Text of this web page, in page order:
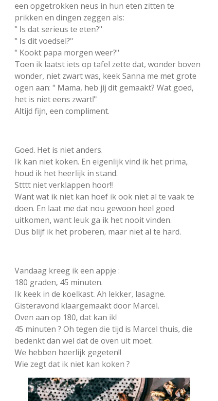
een opgetrokken neus in hun eten zitten te
prikken en dingen zeggen als:
" Is dat serieus te eten?"
" Is dit voedsel?"
" Kookt papa morgen weer?"
Toen ik laatst iets op tafel zette dat, wonder boven
wonder, niet zwart was, keek Sanna me met grote
ogen aan: " Mama, heb jíj dit gemaakt? Wat goed,
het is niet eens zwart!"
Altijd fijn, een compliment.
Goed. Het is niet anders.
Ik kan niet koken. En eigenlijk vind ik het prima,
houd ik het heerlijk in stand.
Stttt niet verklappen hoor!!
Want wat ik niet kan hoef ik ook niet al te vaak te
doen. En laat me dat nou gewoon heel goed
uitkomen, want leuk ga ik het nooit vinden.
Dus blijf ik het proberen, maar niet al te hard.
Vandaag kreeg ik een appje :
180 graden, 45 minuten.
Ik keek in de koelkast. Ah lekker, lasagne.
Gisteravond klaargemaakt door Marcel.
Oven aan op 180, dat kan ik!
45 minuten ? Oh tegen die tijd is Marcel thuis, die
bedenkt dan wel dat de oven uit moet.
We hebben heerlijk gegeten!!
Wie zegt dat ik niet kan koken ?